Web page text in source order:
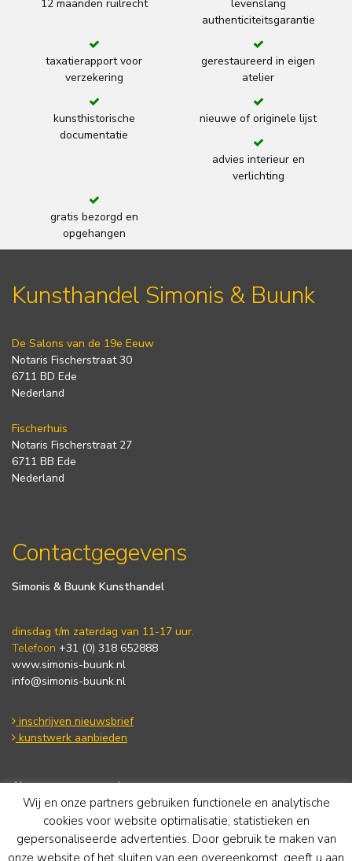
12 maanden ruilrecht
levenslang
authenticiteitsgarantie
taxatierapport voor
verzekering
gerestaureerd in eigen
atelier
kunsthistorische
documentatie
nieuwe of originele lijst
advies interieur en
verlichting
gratis bezorgd en
opgehangen
Kunsthandel Simonis & Buunk
De Salons van de 19e Eeuw
Notaris Fischerstraat 30
6711 BD Ede
Nederland
Fischerhuis
Notaris Fischerstraat 27
6711 BB Ede
Nederland
Contactgegevens
Simonis & Buunk Kunsthandel
dinsdag t/m zaterdag van 11-17 uur.
Telefoon +31 (0) 318 652888
www.simonis-buunk.nl
info@simonis-buunk.nl
inschrijven nieuwsbrief
kunstwerk aanbieden
Algemene voorwaarden
Privacy statement
Cookie Policy
Disclaimer
Wij en onze partners gebruiken functionele en analytische
cookies voor website optimalisatie, statistieken en
gepersonaliseerde advertenties. Door gebruik te maken van
onze website of het sluiten van een overeenkomst, geeft u aan